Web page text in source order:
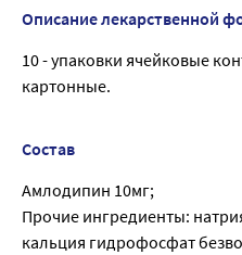
Описание лекарственной
10 - упаковки ячейковые
картонные.
Состав
Амлодипин 10мг;
Прочие ингредиенты:
кальция гидрофосфат